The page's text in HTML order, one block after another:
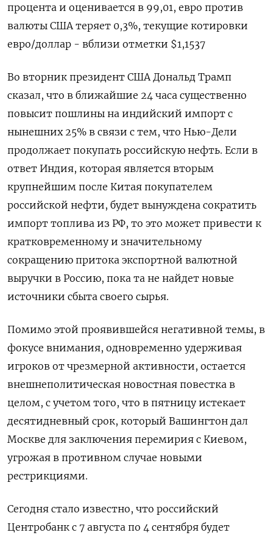
процента и оценивается в 99,01, евро против
валюты США теряет 0,3%, текущие котировки
евро/доллар - вблизи отметки $1,1537
Во вторник президент США Дональд Трамп
сказал, что в ближайшие 24 часа существенно
повысит пошлины на индийский импорт с
нынешних 25% в связи с тем, что Нью-Дели
продолжает покупать российскую нефть. Если в
ответ Индия, которая является вторым
крупнейшим после Китая покупателем
российской нефти, будет вынуждена сократить
импорт топлива из РФ, то это может привести к
кратковременному и значительному
сокращению притока экспортной валютной
выручки в Россию, пока та не найдет новые
источники сбыта своего сырья.
Помимо этой проявившейся негативной темы, в
фокусе внимания, одновременно удерживая
игроков от чрезмерной активности, остается
внешнеполитическая новостная повестка в
целом, с учетом того, что в пятницу истекает
десятидневный срок, который Вашингтон дал
Москве для заключения перемирия с Киевом,
угрожая в противном случае новыми
рестрикциями.
Сегодня стало известно, что российский
Центробанк с 7 августа по 4 сентября будет